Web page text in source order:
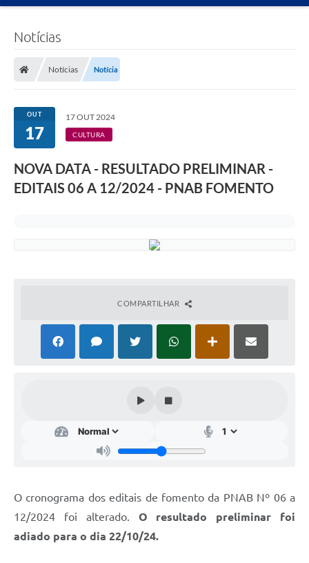
Secretarias
Tributos
Contratos
Ouvidoria
Galeria de Vídeos
Diário Oficial
Notícias
Notícias Notícia
OUT
17
17 OUT 2024
CULTURA
NOVA DATA - RESULTADO PRELIMINAR -
EDITAIS 06 A 12/2024 - PNAB FOMENTO
COMPARTILHAR
O cronograma dos editais de fomento da PNAB Nº 06 a
12/2024 foi alterado. O resultado preliminar foi
adiado para o dia 22/10/24.